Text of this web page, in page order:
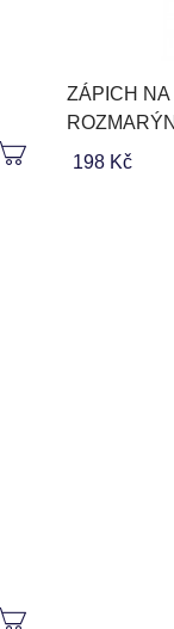
ZÁPICH
198 Kč